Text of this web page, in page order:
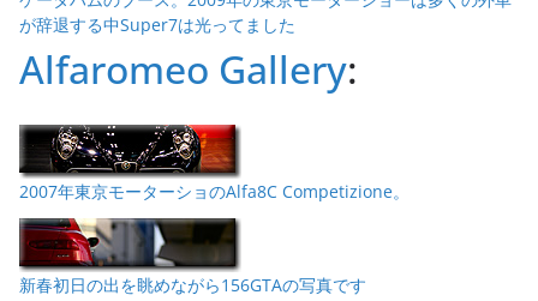
が辞退する中Super7は光ってました
Alfaromeo Gallery:
2007年東京モーターショのAlfa8C Competizione。
新春初日の出を眺めながら156GTAの写真です